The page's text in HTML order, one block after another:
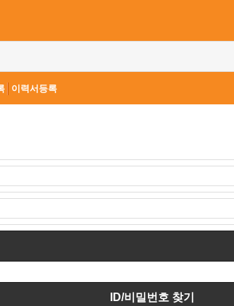
이력서등록
ID/비밀번호 찾기